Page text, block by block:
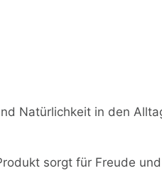
Natürlichkeit in den
sorgt für Freude und